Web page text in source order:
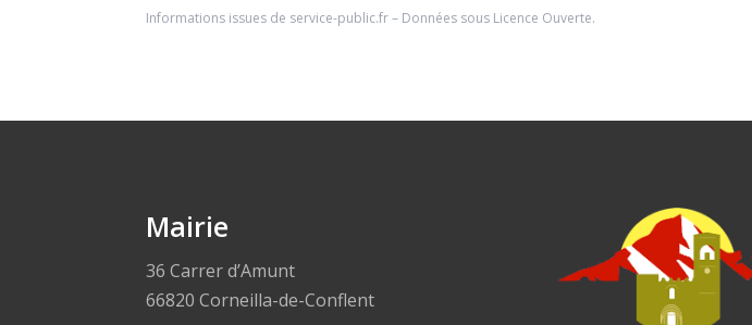
Informations issues de service-public.fr– Données sous Licence Ouverte.
Mairie
36 Carrer d’Amunt
66820 Corneilla-de-Conflent